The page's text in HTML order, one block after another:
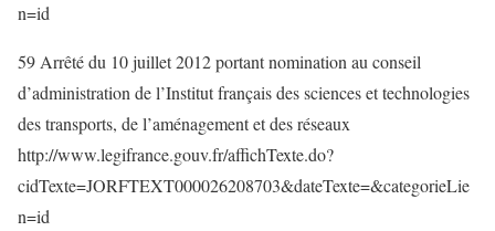
n=id
59 Arrêté du 10 juillet 2012 portant nomination au conseil
d’administration de l’Institut français des sciences et technologies
des transports, de l’aménagement et des réseaux
http://www.legifrance.gouv.fr/affichTexte.do?
cidTexte=JORFTEXT000026208703&dateTexte=&categorieLie
n=id